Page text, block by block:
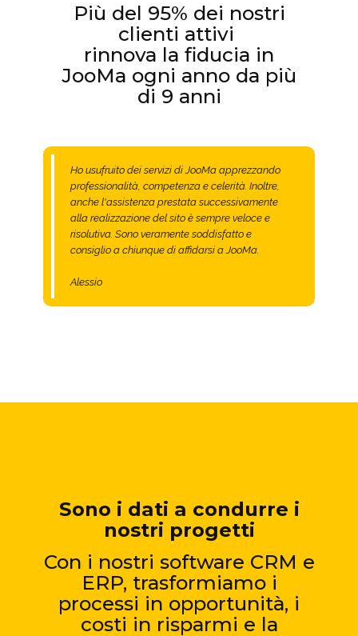
Più del 95% dei nostri
clienti attivi
rinnova la fiducia in
JooMa ogni anno da più
di 9 anni
Ho usufruito dei servizi di JooMa apprezzando
professionalità, competenza e celerità. Inoltre,
anche l'assistenza prestata successivamente
alla realizzazione del sito è sempre veloce e
risolutiva. Sono veramente soddisfatto e
consiglio a chiunque di affidarsi a JooMa.
Alessio
Sono i dati a condurre i
nostri progetti
Con i nostri software CRM e
ERP, trasformiamo i
processi in opportunità, i
costi in risparmi e la